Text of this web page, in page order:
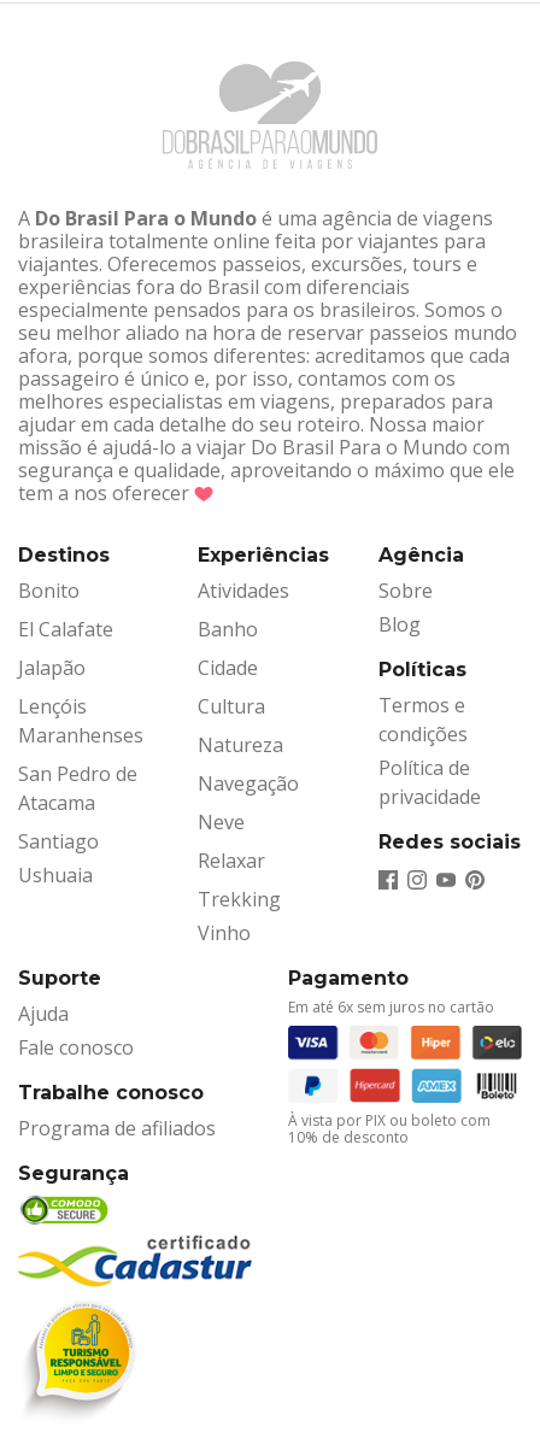
A Do Brasil Para o Mundoé uma agência de viagens
brasileira totalmente online feita por viajantes para
viajantes. Oferecemos passeios, excursões, tours e
experiências fora do Brasil com diferenciais
especialmente pensados para os brasileiros. Somos o
seu melhor aliado na hora de reservar passeios mundo
afora, porque somos diferentes: acreditamos que cada
passageiro é único e, por isso, contamos com os
melhores especialistas em viagens, preparados para
ajudar em cada detalhe do seu roteiro. Nossa maior
missão é ajudá-lo a viajar Do Brasil Para o Mundo com
segurança e qualidade, aproveitando o máximo que ele
tem a nos oferecer
Destinos
Bonito
El Calafate
Jalapão
Lençóis
Maranhenses
San Pedro de
Atacama
Santiago
Ushuaia
Experiências
Atividades
Banho
Cidade
Cultura
Natureza
Navegação
Neve
Relaxar
Trekking
Vinho
Agência
Sobre
Blog
Políticas
Termos e
condições
Política de
privacidade
Redes sociais
Suporte
Ajuda
Fale conosco
Trabalhe conosco
Programa de afiliados
Segurança
Pagamento
Em até 6x sem juros no cartão
À vista por PIX ou boleto com
10% de desconto